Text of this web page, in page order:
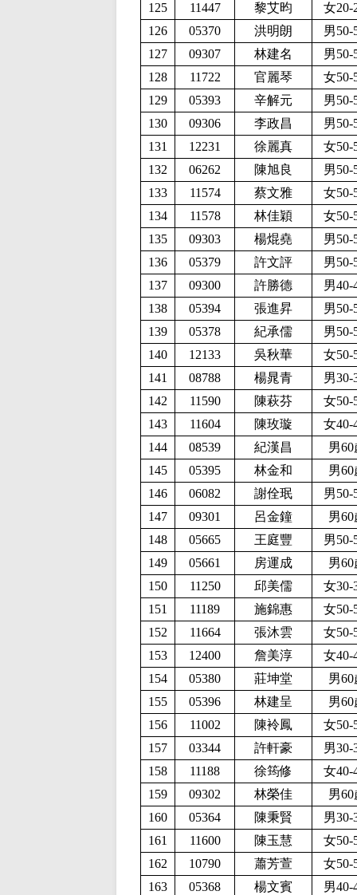
125
11447 黎艾昀
女20-
126
05370 洪明朗
男50-
127
09307 林建名
男50-
128
11722 官麗琴
女50-
129
05393 辛解元
男50-
130
09306 李政昌
男50-
131
12231 徐麗真
女50-
132
06262 陳旭良
男50-
133
11574 蔡文雅
女50-
134
11578 林佳穎
女50-
135
09303 楊焜堯
男50-
136
05379 許文評
男50-
137
09300 許勝德
男40-
138
05394 張進昇
男50-
139
05378 紀承儒
男50-
140
12133 吳秋華
女50-
141
08788 楊晁青
男30-
142
11590 陳萩芬
女50-
143
11604 陳玫璇
女40-
144
08539 紀漢昌
男60
145
05395 林金和
男60
146
06082 謝佺珉
男50-
147
09301 呂金鐘
男60
148
05665 王庭豐
男50-
149
05661 房運成
男60
150
11250 邱美儒
女30-
151
11189 施錦惠
女50-
152
11664 張沐雲
女50-
153
12400 詹美淳
女40-
154
05380 莊坤堂
男60
155
05396 林建呈
男60
156
11002 陳袊鳳
女50-
157
03344 許軒豪
男30-
158
11188 徐筠修
女40-
159
09302 林榮佳
男60
160
05364 陳秉賢
男30-
161
11600 陳玉慧
女50-
162
10790 蕭芳萱
女50-
163
05368 楊文賓
男40-